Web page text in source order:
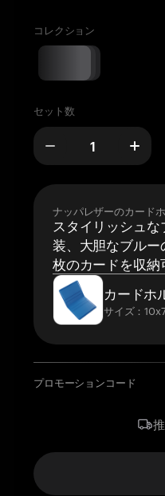
コレクション
セット数
ナッパレザーのカード
スタイリッシュ
装、大胆なブルー
枚のカードを収納
カードホ
サイズ：
プロモーションコード